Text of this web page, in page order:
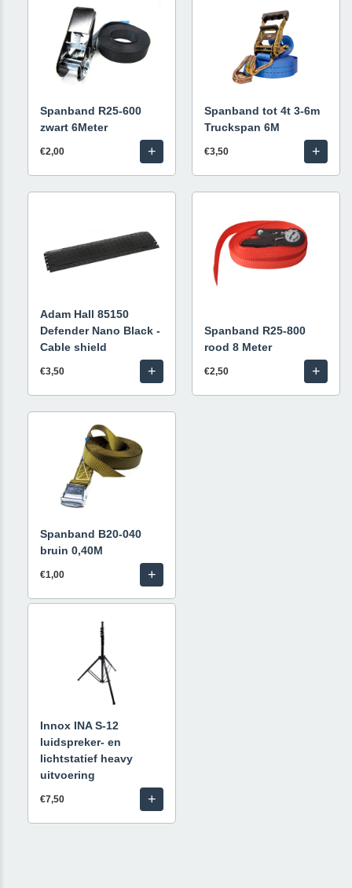
Spanband R25-600
zwart 6Meter
€2,00 +
Spanband tot 4t 3-6m
Truckspan 6M
€3,50 +
Adam Hall 85150
Defender Nano Black -
Cable shield
€3,50 +
Spanband R25-800
rood 8 Meter
€2,50 +
Spanband B20-040
bruin 0,40M
€1,00 +
Innox INA S-12
luidspreker- en
lichtstatief heavy
uitvoering
€7,50 +